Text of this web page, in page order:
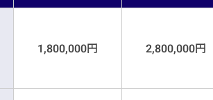
1,800,000円 2,800,000円